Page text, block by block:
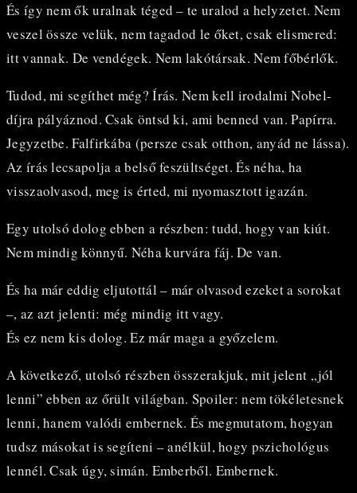
És így nem ők uralnak téged – te uralod a helyzetet. Nem
veszel össze velük, nem tagadod le őket, csak elismered:
itt vannak. De vendégek. Nem lakótársak. Nem főbérlők.
Tudod, mi segíthet még? Írás. Nem kell irodalmi Nobel-
díjra pályáznod. Csak öntsd ki, ami benned van. Papírra.
Jegyzetbe. Falfirkába (persze csak otthon, anyád ne lássa).
Az írás lecsapolja a belső feszültséget. És néha, ha
visszaolvasod, meg is érted, mi nyomasztott igazán.
Egy utolsó dolog ebben a részben: tudd, hogy van kiút.
Nem mindig könnyű. Néha kurvára fáj. De van.
És ha már eddig eljutottál – már olvasod ezeket a sorokat
–, az azt jelenti: még mindig itt vagy.
És ez nem kis dolog. Ez már maga a győzelem.
A következő, utolsó részben összerakjuk, mit jelent „jól
lenni” ebben az őrült világban. Spoiler: nem tökéletesnek
lenni, hanem valódi embernek. És megmutatom, hogyan
tudsz másokat is segíteni – anélkül, hogy pszichológus
lennél. Csak úgy, simán. Emberből. Embernek.